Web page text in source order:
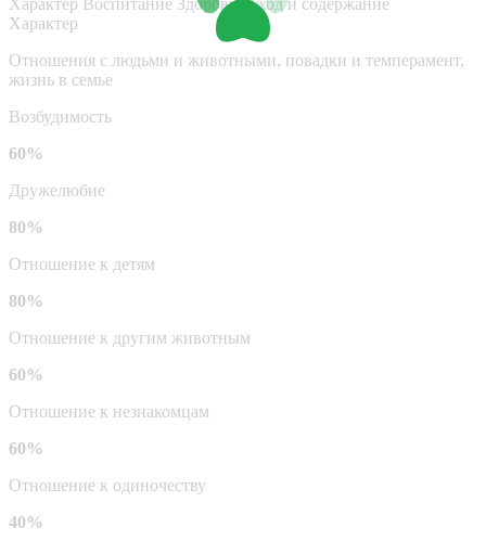
Характер
Отношения с людьми и животными, повадки и темперамент,
жизнь в семье
Возбудимость
60%
Дружелюбие
80%
Отношение к детям
80%
Отношение к другим животным
60%
Отношение к незнакомцам
60%
Отношение к одиночеству
40%